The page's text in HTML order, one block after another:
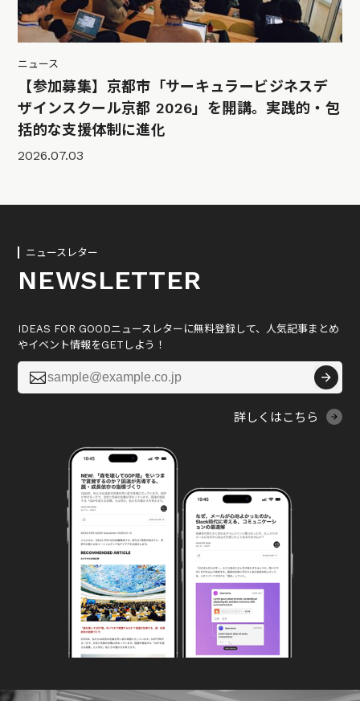
ニュース
【参加募集】京都市「サーキュラービジネスデ
ザインスクール京都 2026」を開講。実践的・包
括的な支援体制に進化
2026.07.03
ニュースレター
NEWSLETTER
IDEAS FOR GOODニュースレターに無料登録して、人気記事まとめ
やイベント情報をGETしよう！

詳しくはこちら